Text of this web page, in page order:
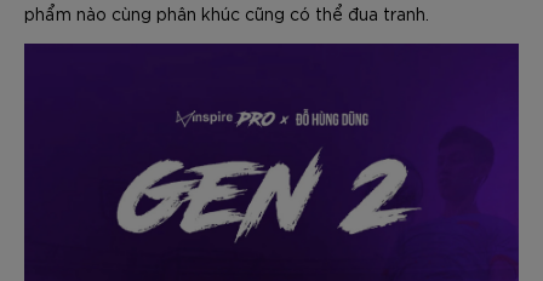
phẩm nào cùng phân khúc cũng có thể đua tranh.